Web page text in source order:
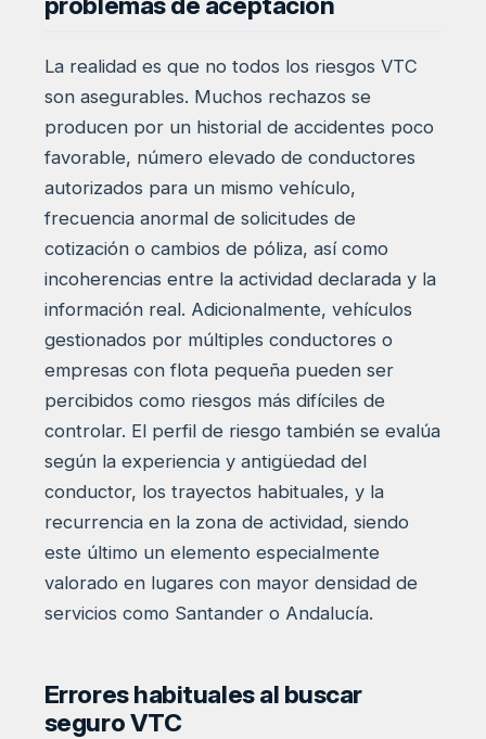
La realidad es que no todos los riesgos VTC
son asegurables. Muchos rechazos se
producen por un historial de accidentes poco
favorable, número elevado de conductores
autorizados para un mismo vehículo,
frecuencia anormal de solicitudes de
cotización o cambios de póliza, así como
incoherencias entre la actividad declarada y la
información real. Adicionalmente, vehículos
gestionados por múltiples conductores o
empresas con flota pequeña pueden ser
percibidos como riesgos más difíciles de
controlar. El perfil de riesgo también se evalúa
según la experiencia y antigüedad del
conductor, los trayectos habituales, y la
recurrencia en la zona de actividad, siendo
este último un elemento especialmente
valorado en lugares con mayor densidad de
servicios como Santander o Andalucía.
Errores habituales al buscar
seguro VTC